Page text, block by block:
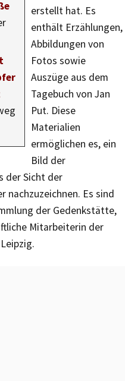
erstellt hat. Es
enthält Erzählungen,
Abbildungen von
Fotos sowie
Auszüge aus dem
Tagebuch von Jan
Put. Diese
Materialien
ermöglichen es, ein
Bild der
der Sicht der
nachzuzeichnen. Es sind
der Gedenkstätte,
Mitarbeiterin der